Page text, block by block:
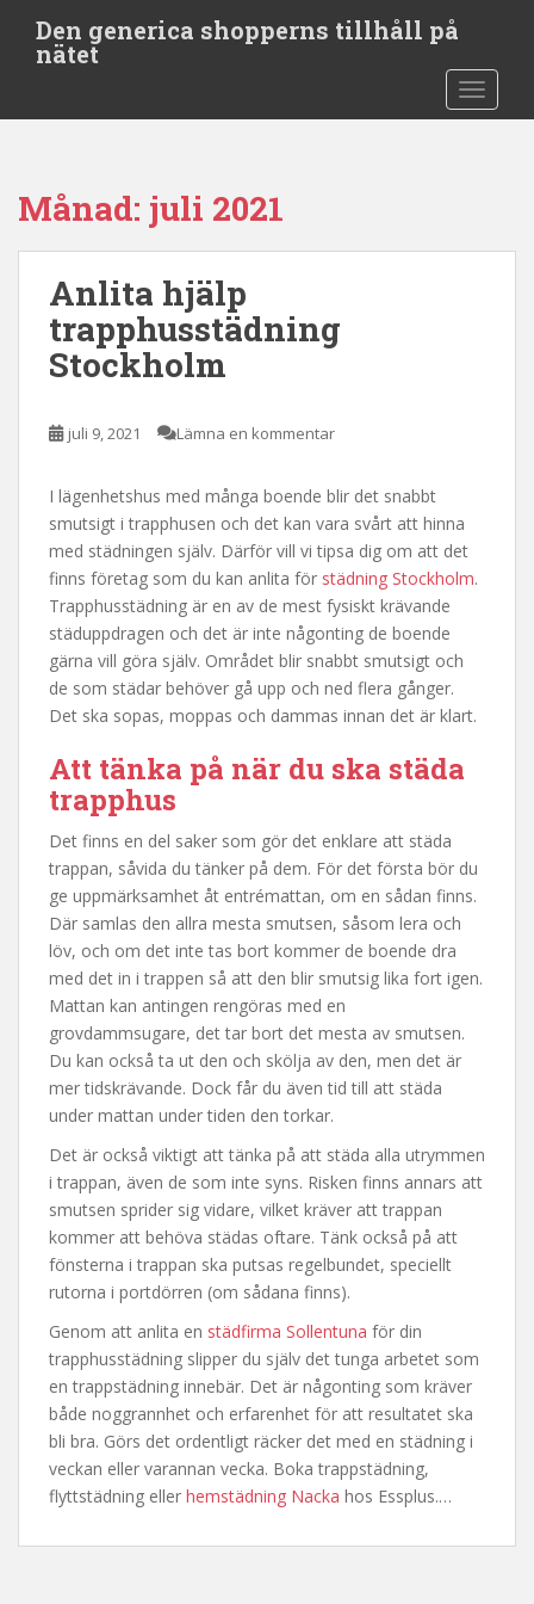
t
Den generica shopperns tillhåll på
nätet
Månad: juli 2021
Anlita hjälp
trapphusstädning
Stockholm
juli 9, 2021 Lämna en kommentar
I lägenhetshus med många boende blir det snabbt
smutsigt i trapphusen och det kan vara svårt att hinna
med städningen själv. Därför vill vi tipsa dig om att det
finns företag som du kan anlita för städning Stockholm.
Trapphusstädning är en av de mest fysiskt krävande
städuppdragen och det är inte någonting de boende
gärna vill göra själv. Området blir snabbt smutsigt och
de som städar behöver gå upp och ned flera gånger.
Det ska sopas, moppas och dammas innan det är klart.
Att tänka på när du ska städa
trapphus
Det finns en del saker som gör det enklare att städa
trappan, såvida du tänker på dem. För det första bör du
ge uppmärksamhet åt entrémattan, om en sådan finns.
Där samlas den allra mesta smutsen, såsom lera och
löv, och om det inte tas bort kommer de boende dra
med det in i trappen så att den blir smutsig lika fort igen.
Mattan kan antingen rengöras med en
grovdammsugare, det tar bort det mesta av smutsen.
Du kan också ta ut den och skölja av den, men det är
mer tidskrävande. Dock får du även tid till att städa
under mattan under tiden den torkar.
Det är också viktigt att tänka på att städa alla utrymmen
i trappan, även de som inte syns. Risken finns annars att
smutsen sprider sig vidare, vilket kräver att trappan
kommer att behöva städas oftare. Tänk också på att
fönsterna i trappan ska putsas regelbundet, speciellt
rutorna i portdörren (om sådana finns).
Genom att anlita en städfirma Sollentuna för din
trapphusstädning slipper du själv det tunga arbetet som
en trappstädning innebär. Det är någonting som kräver
både noggrannhet och erfarenhet för att resultatet ska
bli bra. Görs det ordentligt räcker det med en städning i
veckan eller varannan vecka. Boka trappstädning,
flyttstädning eller hemstädning Nacka hos Essplus.…